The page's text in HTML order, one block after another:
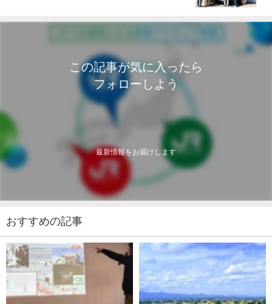
この記事が気に入ったら
フォローしよう
最新情報をお届けします
おすすめの記事